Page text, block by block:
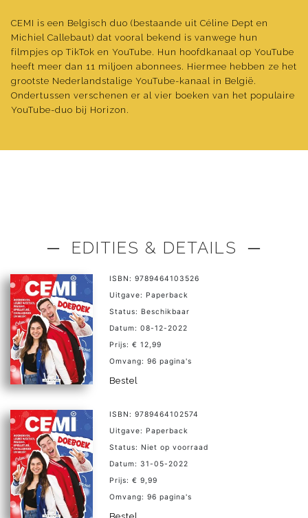
CEMI is een Belgisch duo (bestaande uit Céline Dept en
Michiel Callebaut) dat vooral bekend is vanwege hun
filmpjes op TikTok en YouTube. Hun hoofdkanaal op YouTube
heeft meer dan 11 miljoen abonnees. Hiermee hebben ze het
grootste Nederlandstalige YouTube-kanaal in België.
Ondertussen verschenen er al vier boeken van het populaire
YouTube-duo bij Horizon.
─ EDITIES & DETAILS ─
ISBN: 9789464103526
Uitgave: Paperback
Status: Beschikbaar
Datum: 08-12-2022
Prijs: € 12,99
Omvang: 96 pagina's
Bestel
ISBN: 9789464102574
Uitgave: Paperback
Status: Niet op voorraad
Datum: 31-05-2022
Prijs: € 9,99
Omvang: 96 pagina's